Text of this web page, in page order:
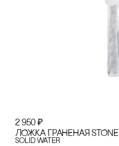
2 950 ₽
ЛОЖКА ГРАНЕНАЯ STONE
Solid Water